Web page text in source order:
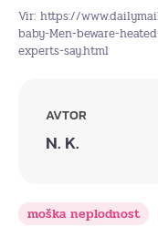
Vir: https://
baby-Men-beware-
experts-say.html
AVTOR
N. K.
moška neplodnost